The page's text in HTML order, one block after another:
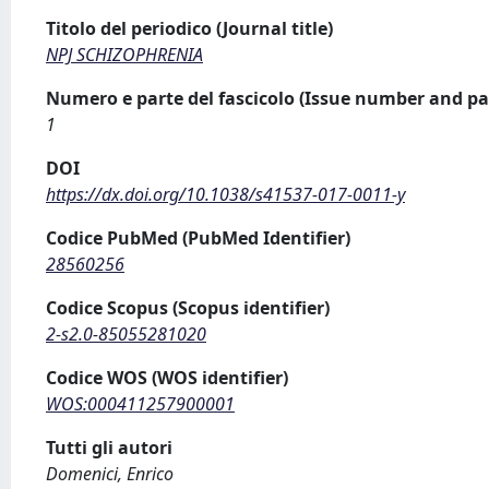
Titolo del periodico (Journal title)
NPJ SCHIZOPHRENIA
Numero e parte del fascicolo (Issue number and
1
DOI
https://dx.doi.org/10.1038/s41537-017-0011-y
Codice PubMed (PubMed Identifier)
28560256
Codice Scopus (Scopus identifier)
2-s2.0-85055281020
Codice WOS (WOS identifier)
WOS:000411257900001
Tutti gli autori
Domenici, Enrico